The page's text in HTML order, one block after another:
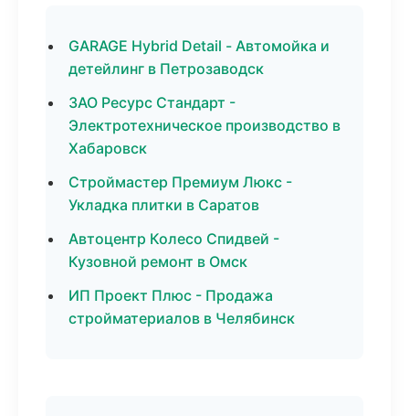
GARAGE Hybrid Detail - Автомойка и
детейлинг в Петрозаводск
ЗАО Ресурс Стандарт -
Электротехническое производство в
Хабаровск
Строймастер Премиум Люкс -
Укладка плитки в Саратов
Автоцентр Колесо Спидвей -
Кузовной ремонт в Омск
ИП Проект Плюс - Продажа
стройматериалов в Челябинск